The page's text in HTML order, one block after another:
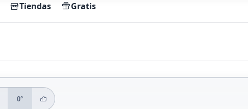
Tiendas Gratis
0°